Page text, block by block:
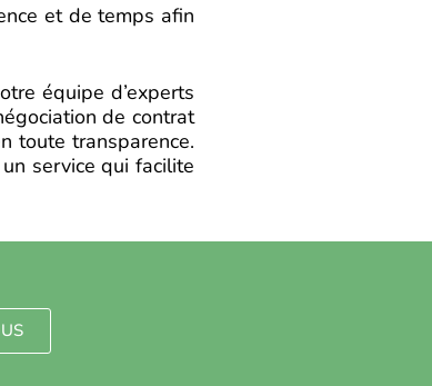
et de temps afin
équipe d’experts
de contrat
toute transparence.
service qui facilite